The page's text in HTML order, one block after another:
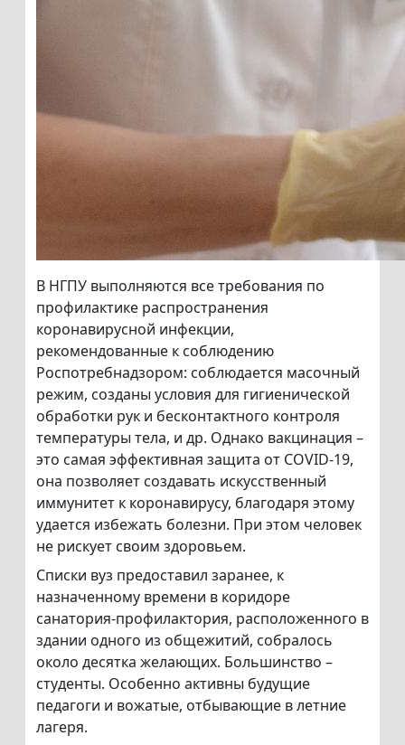
В НГПУ выполняются все требования по
профилактике распространения
коронавирусной инфекции,
рекомендованные к соблюдению
Роспотребнадзором: соблюдается масочный
режим, созданы условия для гигиенической
обработки рук и бесконтактного контроля
температуры тела, и др. Однако вакцинация –
это самая эффективная защита от COVID-19,
она позволяет создавать искусственный
иммунитет к коронавирусу, благодаря этому
удается избежать болезни. При этом человек
не рискует своим здоровьем.
Списки вуз предоставил заранее, к
назначенному времени в коридоре
санатория-профилактория, расположенного в
здании одного из общежитий, собралось
около десятка желающих. Большинство –
студенты. Особенно активны будущие
педагоги и вожатые, отбывающие в летние
лагеря.